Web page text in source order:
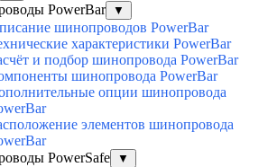
PowerBar ▼
шинопроводов PowerBar
характеристики PowerBar
и подбор шинопровода PowerBar
шинопровода PowerBar
опции шинопровода
элементов шинопровода
PowerSafe
▼